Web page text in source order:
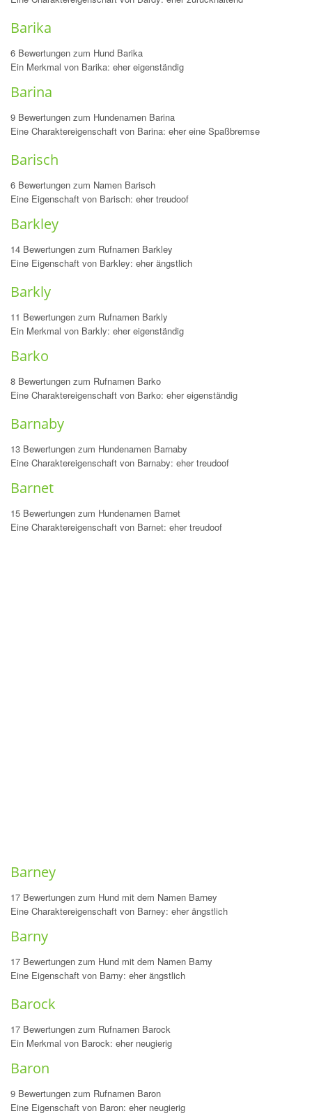
Barika
6 Bewertungen zum Hund Barika
Ein Merkmal von Barika: eher eigenständig
Barina
9 Bewertungen zum Hundenamen Barina
Eine Charaktereigenschaft von Barina: eher eine Spaßbremse
Barisch
6 Bewertungen zum Namen Barisch
Eine Eigenschaft von Barisch: eher treudoof
Barkley
14 Bewertungen zum Rufnamen Barkley
Eine Eigenschaft von Barkley: eher ängstlich
Barkly
11 Bewertungen zum Rufnamen Barkly
Ein Merkmal von Barkly: eher eigenständig
Barko
8 Bewertungen zum Rufnamen Barko
Eine Charaktereigenschaft von Barko: eher eigenständig
Barnaby
13 Bewertungen zum Hundenamen Barnaby
Eine Charaktereigenschaft von Barnaby: eher treudoof
Barnet
15 Bewertungen zum Hundenamen Barnet
Eine Charaktereigenschaft von Barnet: eher treudoof
Barney
17 Bewertungen zum Hund mit dem Namen Barney
Eine Charaktereigenschaft von Barney: eher ängstlich
Barny
17 Bewertungen zum Hund mit dem Namen Barny
Eine Eigenschaft von Barny: eher ängstlich
Barock
17 Bewertungen zum Rufnamen Barock
Ein Merkmal von Barock: eher neugierig
Baron
9 Bewertungen zum Rufnamen Baron
Eine Eigenschaft von Baron: eher neugierig